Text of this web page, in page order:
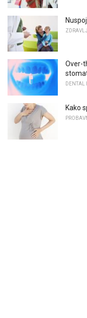
Over-
DENTAL
Kako